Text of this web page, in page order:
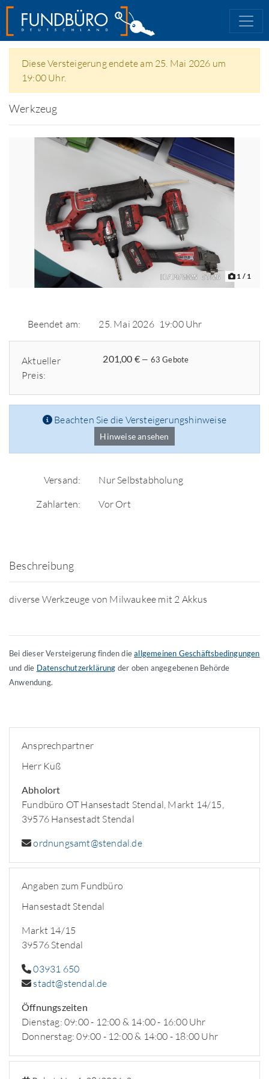
Diese Versteigerung endete am 25. Mai 2026 um
19:00 Uhr.
Werkzeug
1 / 1
Beendet am: 25. Mai 2026 19:00 Uhr
Aktueller
Preis:
201,00 € — 63 Gebote
Beachten Sie die Versteigerungshinweise
Hinweise ansehen
Versand:
Nur Selbstabholung
Zahlarten:
Vor Ort
Beschreibung
diverse Werkzeuge von Milwaukee mit 2 Akkus
Bei dieser Versteigerung finden dieallgemeinen Geschäftsbedingungen
und die Datenschutzerklärung der oben angegebenen Behörde
Anwendung.
Ansprechpartner
Herr Kuß
Abholort
Fundbüro OT Hansestadt Stendal, Markt 14/15,
39576 Hansestadt Stendal
ordnungsamt@stendal.de
Angaben zum Fundbüro
Hansestadt Stendal
Markt 14/15
39576 Stendal
03931 650
stadt@stendal.de
Öffnungszeiten
Dienstag: 09:00 - 12:00 & 14:00 - 16:00 Uhr
Donnerstag: 09:00 - 12:00 & 14:00 - 18:00 Uhr